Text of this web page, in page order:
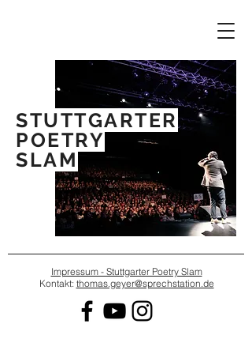
STUTTGARTER
POETRY
SLAM
Impressum - Stuttgarter Poetry Slam
Kontakt: thomas.geyer@sprechstation.de